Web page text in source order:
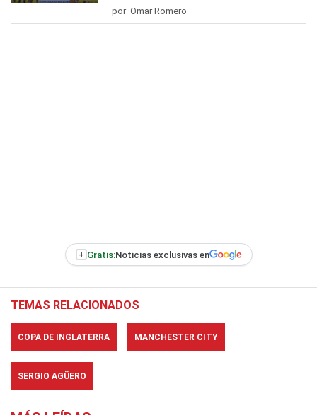
por Omar Romero
+ Gratis:Noticias exclusivas en
TEMAS RELACIONADOS
COPA DE INGLATERRA MANCHESTER CITY
SERGIO AGÜERO